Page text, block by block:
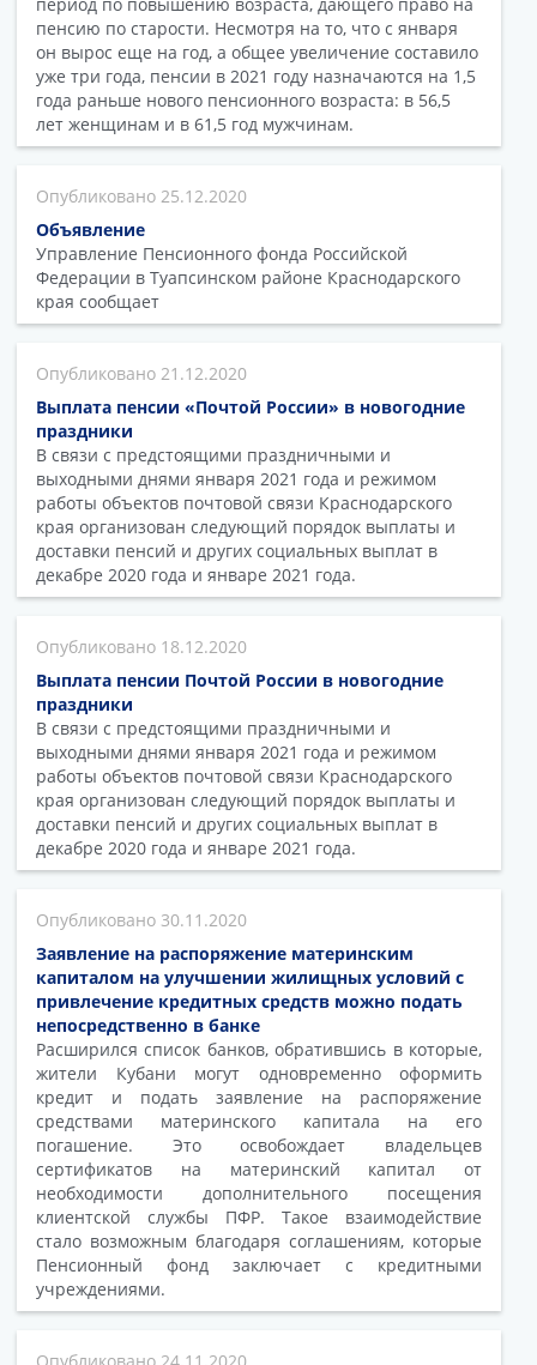
пенсию по старости. Несмотря на то, что с января
он вырос еще на год, а общее увеличение составило
уже три года, пенсии в 2021 году назначаются на 1,5
года раньше нового пенсионного возраста: в 56,5
лет женщинам и в 61,5 год мужчинам.
25.12.2020
Объявление
Управление Пенсионного фонда Российской
Федерации в Туапсинском районе Краснодарского
края сообщает
21.12.2020
Выплата пенсии «Почтой России» в новогодние
праздники
В связи с предстоящими праздничными и
выходными днями января 2021 года и режимом
работы объектов почтовой связи Краснодарского
края организован следующий порядок выплаты и
доставки пенсий и других социальных выплат в
декабре 2020 года и январе 2021 года.
18.12.2020
Выплата пенсии Почтой России в новогодние
праздники
В связи с предстоящими праздничными и
выходными днями января 2021 года и режимом
работы объектов почтовой связи Краснодарского
края организован следующий порядок выплаты и
доставки пенсий и других социальных выплат в
декабре 2020 года и январе 2021 года.
30.11.2020
Заявление на распоряжение материнским
капиталом на улучшении жилищных условий с
привлечение кредитных средств можно подать
непосредственно в банке
Расширился список банков, обратившись в которые,
жители Кубани могут одновременно оформить
кредит и подать заявление на распоряжение
средствами материнского капитала на его
погашение. Это освобождает владельцев
сертификатов на материнский капитал от
необходимости дополнительного посещения
клиентской службы ПФР. Такое взаимодействие
стало возможным благодаря соглашениям, которые
Пенсионный фонд заключает с кредитными
учреждениями.